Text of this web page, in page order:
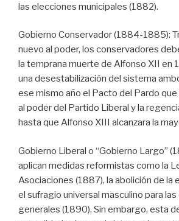
las elecciones municipales (1882).
Gobierno Conservador (1884-1885):
nuevo al poder, los conservadores
la temprana muerte de Alfonso XII en
una desestabilización del sistema
ese mismo año el Pacto del Pardo
al poder del Partido Liberal y la
hasta que Alfonso XIII alcanzara la
Gobierno Liberal o “Gobierno Largo”
aplican medidas reformistas como la
Asociaciones (1887), la abolición de la
el sufragio universal masculino para
generales (1890). Sin embargo, esta